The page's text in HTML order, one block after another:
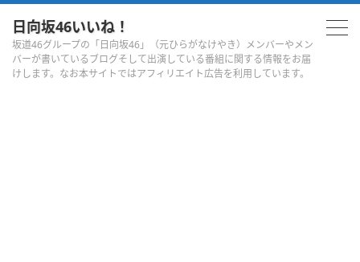
日向坂46いいね！
坂道46グループの「日向坂46」（元ひらがなけやき）メンバーやメン
バーが書いているブログそして出演している番組に関する情報をお届
けします。なお本サイトではアフィリエイト広告を利用しています。